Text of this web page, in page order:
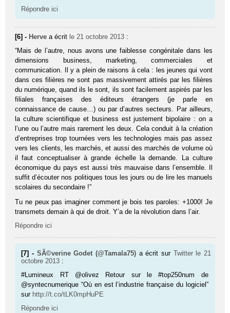
Répondre ici
[6] - Herve a écrit le 21 octobre 2013 :
“Mais de l’autre, nous avons une faiblesse congénitale dans les
dimensions business, marketing, commerciales et
communication. Il y a plein de raisons à cela : les jeunes qui vont
dans ces filières ne sont pas massivement attirés par les filières
du numérique, quand ils le sont, ils sont facilement aspirés par les
filiales françaises des éditeurs étrangers (je parle en
connaissance de cause…) ou par d’autres secteurs. Par ailleurs,
la culture scientifique et business est justement bipolaire : on a
l’une ou l’autre mais rarement les deux. Cela conduit à la création
d’entreprises trop tournées vers les technologies mais pas assez
vers les clients, les marchés, et aussi des marchés de volume où
il faut conceptualiser à grande échelle la demande. La culture
économique du pays est aussi très mauvaise dans l’ensemble. Il
suffit d’écouter nos politiques tous les jours ou de lire les manuels
scolaires du secondaire !”
Tu ne peux pas imaginer comment je bois tes paroles: +1000! Je
transmets demain à qui de droit. Y’a de la révolution dans l’air.
Répondre ici
[7] - SÃ©verine Godet (@Tamala75) a écrit sur Twitter le 21
octobre 2013 :
#Lumineux RT @olivez Retour sur le #top250num de
@syntecnumerique “Où en est l’industrie française du logiciel”
sur http://t.co/tLK0mpHuPE
Répondre ici